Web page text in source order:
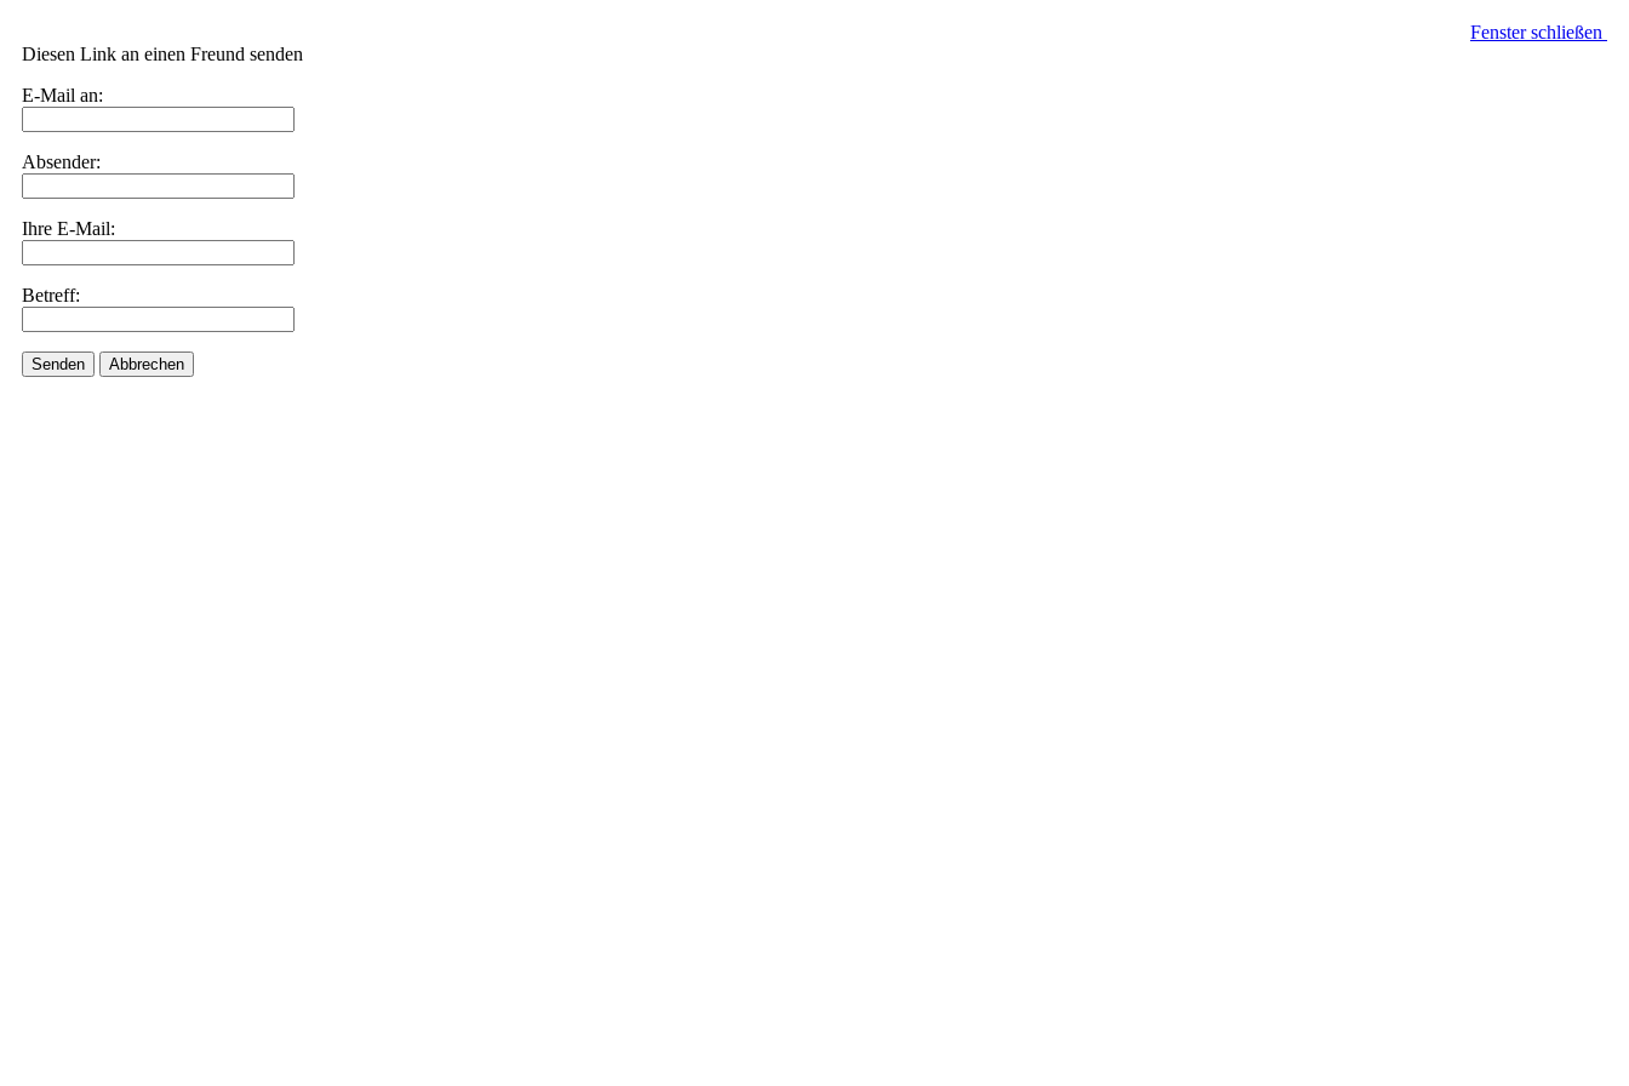
Fenster schließen
Diesen Link an einen Freund senden
E-Mail an:
Absender:
Ihre E-Mail:
Betreff:
Senden Abbrechen